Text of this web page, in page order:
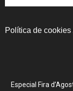
Política de cookies
Especial Fira